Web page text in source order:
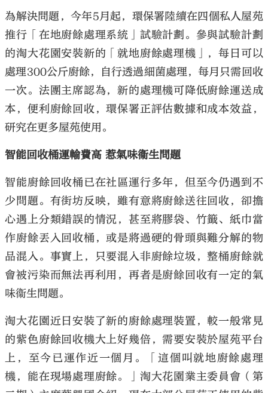
為解決問題，今年5月起，環保署陸續在四個私人屋苑
推行「在地廚餘處理系統」試驗計劃。參與試驗計劃
的淘大花園安裝新的「就地廚餘處理機」，每日可以
處理300公斤廚餘，自行透過細菌處理，每月只需回收
一次。法團主席認為，新的處理機可降低廚餘運送成
本，便利廚餘回收，環保署正評估數據和成本效益，
研究在更多屋苑使用。
智能回收桶運輸費高 惹氣味衞生問題
智能廚餘回收桶已在社區運行多年，但至今仍遇到不
少問題。有街坊反映，雖有意將廚餘送往回收，卻擔
心遇上分類錯誤的情況，甚至將膠袋、竹籤、紙巾當
作廚餘丟入回收桶，或是將過硬的骨頭與難分解的物
品混入。事實上，只要混入非廚餘垃圾，整桶廚餘就
會被污染而無法再利用，再者是廚餘回收有一定的氣
味衞生問題。
淘大花園近日安裝了新的廚餘處理裝置，較一般常見
的紫色廚餘回收機大上好幾倍，需要安裝於屋苑平台
上，至今已運作近一個月。「這個叫就地廚餘處理
機，能在現場處理廚餘。」淘大花園業主委員會（第